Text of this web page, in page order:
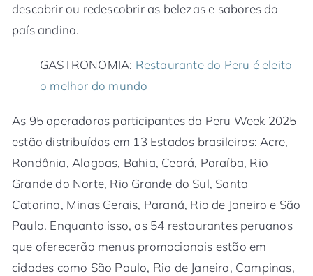
descobrir ou redescobrir as belezas e sabores do
país andino.
GASTRONOMIA: Restaurante do Peru é eleito
o melhor do mundo
As 95 operadoras participantes da Peru Week 2025
estão distribuídas em 13 Estados brasileiros: Acre,
Rondônia, Alagoas, Bahia, Ceará, Paraíba, Rio
Grande do Norte, Rio Grande do Sul, Santa
Catarina, Minas Gerais, Paraná, Rio de Janeiro e São
Paulo. Enquanto isso, os 54 restaurantes peruanos
que oferecerão menus promocionais estão em
cidades como São Paulo, Rio de Janeiro, Campinas,